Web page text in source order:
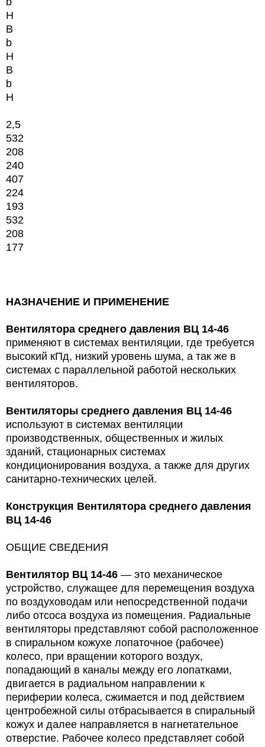
H
B
b
H
B
b
H
2,5
532
208
240
407
224
193
532
208
177
НАЗНАЧЕНИЕ И ПРИМЕНЕНИЕ
Вентилятора среднего давления ВЦ 14-46
применяют в системах вентиляции, где требуется
высокий кПд, низкий уровень шума, а так же в
системах с параллельной работой нескольких
вентиляторов.
Вентиляторы среднего давления ВЦ 14-46
используют в системах вентиляции
производственных, общественных и жилых
зданий, стационарных системах
кондиционирования воздуха, а также для других
санитарно-технических целей.
Конструкция Вентилятора среднего давления
ВЦ 14-46
ОБЩИЕ СВЕДЕНИЯ
Вентилятор ВЦ 14-46 — это механическое
устройство, служащее для перемещения воздуха
по воздуховодам или непосредственной подачи
либо отсоса воздуха из помещения. Радиальные
вентиляторы представляют собой расположенное
в спиральном кожухе лопаточное (рабочее)
колесо, при вращении которого воздух,
попадающий в каналы между его лопатками,
двигается в радиальном направлении к
периферии колеса, сжимается и под действием
центробежной силы отбрасывается в спиральный
кожух и далее направляется в нагнетательное
отверстие. Рабочее колесо представляет собой